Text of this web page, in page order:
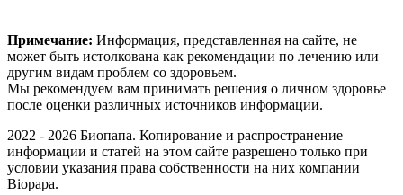
Примечание: Информация, представленная на сайте, не
может быть истолкована как рекомендации по лечению или
другим видам проблем со здоровьем.
Мы рекомендуем вам принимать решения о личном здоровье
после оценки различных источников информации.
2022 - 2026 Биопапа. Копирование и распространение
информации и статей на этом сайте разрешено только при
условии указания права собственности на них компании
Biopapa.